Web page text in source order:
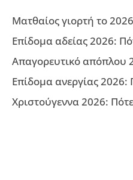
Ματθαίος γιορτή το 2026
Επίδομα αδείας 2026:
Απαγορευτικό απόπλου
Επίδομα ανεργίας 2026:
Χριστούγεννα 2026: